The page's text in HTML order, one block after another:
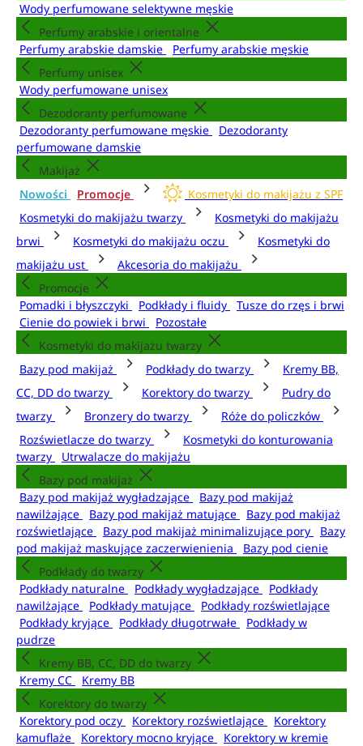
Wody perfumowane selektywne męskie
Perfumy arabskie i orientalne
Perfumy arabskie damskie
Perfumy arabskie męskie
Perfumy unisex
Wody perfumowane unisex
Dezodoranty perfumowane
Dezodoranty perfumowane męskie
Dezodoranty
perfumowane damskie
Makijaż
Nowości
Promocje
Kosmetyki do makijażu z SPF
Kosmetyki do makijażu twarzy
Kosmetyki do makijażu
brwi
Kosmetyki do makijażu oczu
Kosmetyki do
makijażu ust
Akcesoria do makijażu
Promocje
Pomadki i błyszczyki
Podkłady i fluidy
Tusze do rzęs i brwi
Cienie do powiek i brwi
Pozostałe
Kosmetyki do makijażu twarzy
Bazy pod makijaż
Podkłady do twarzy
Kremy BB,
CC, DD do twarzy
Korektory do twarzy
Pudry do
twarzy
Bronzery do twarzy
Róże do policzków
Rozświetlacze do twarzy
Kosmetyki do konturowania
twarzy
Utrwalacze do makijażu
Bazy pod makijaż
Bazy pod makijaż wygładzające
Bazy pod makijaż
nawilżające
Bazy pod makijaż matujące
Bazy pod makijaż
rozświetlające
Bazy pod makijaż minimalizujące pory
Bazy
pod makijaż maskujące zaczerwienienia
Bazy pod cienie
Podkłady do twarzy
Podkłady naturalne
Podkłady wygładzające
Podkłady
nawilżające
Podkłady matujące
Podkłady rozświetlające
Podkłady kryjące
Podkłady długotrwałe
Podkłady w
pudrze
Kremy BB, CC, DD do twarzy
Kremy CC
Kremy BB
Korektory do twarzy
Korektory pod oczy
Korektory rozświetlające
Korektory
kamuflaże
Korektory mocno kryjące
Korektory w kremie